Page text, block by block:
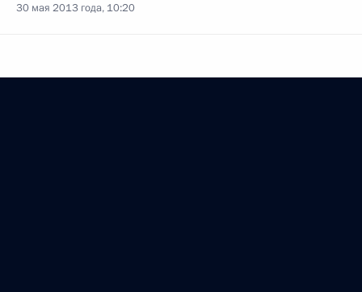
30 мая 2013 года, 10:20